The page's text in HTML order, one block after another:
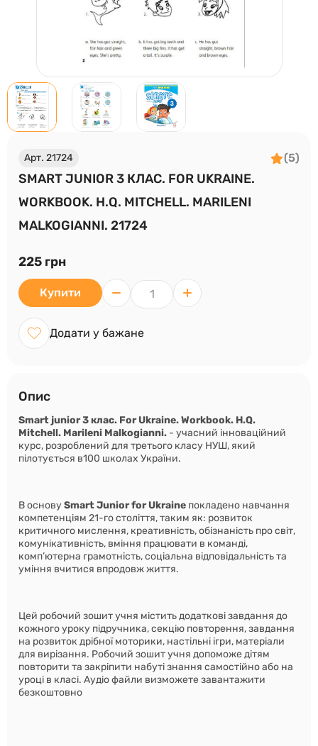
Арт. 21724 (5)
SMART JUNIOR 3 КЛАС. FOR UKRAINE.
WORKBOOK. H.Q. MITCHELL. MARILENI
MALKOGIANNI. 21724
225 грн
Купити
Додати у бажане
Опис
Smart junior 3 клас. For Ukraine. Workbook. H.Q.
Mitchell. Marileni Malkogianni. - учасний інноваційний
курс, розроблений для третього класу НУШ, який
пілотується в100 школах України.
В основу Smart Junior for Ukraine покладено навчання
компетенціям 21-го століття, таким як: розвиток
критичного мислення, креативність, обізнаність про світ,
комунікативність, вміння працювати в команді,
комп’ютерна грамотність, соціальна відповідальність та
уміння вчитися впродовж життя.
Цей робочий зошит учня містить додаткові завдання до
кожного уроку підручника, секцію повторення, завдання
на розвиток дрібної моторики, настільні ігри, матеріали
для вирізання. Робочий зошит учня допоможе дітям
повторити та закріпити набуті знання самостійно або на
уроці в класі. Аудіо файли визможете завантажити
безкоштовно